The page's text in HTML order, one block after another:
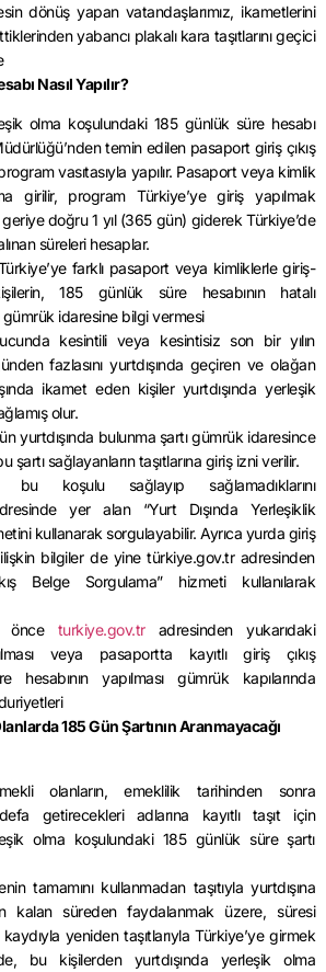
dönüş yapan vatandaşlarımız, ikametlerini
yabancı plakalı kara taşıtlarını geçici
Nasıl Yapılır?
olma koşulundaki 185 günlük süre hesabı
temin edilen pasaport giriş çıkış
vasıtasıyla yapılır. Pasaport veya kimlik
girilir, program Türkiye’ye giriş yapılmak
doğru 1 yıl (365 gün) giderek Türkiye’de
süreleri hesaplar.
farklı pasaport veya kimliklerle giriş-
185 günlük süre hesabının hatalı
gümrük idaresine bilgi vermesi
kesintili veya kesintisiz son bir yılın
fazlasını yurtdışında geçiren ve olağan
ikamet eden kişiler yurtdışında yerleşik
olur.
yurtdışında bulunma şartı gümrük idaresince
şartı sağlayanların taşıtlarına giriş izni verilir.
bu koşulu sağlayıp sağlamadıklarını
yer alan “Yurt Dışında Yerleşiklik
kullanarak sorgulayabilir. Ayrıca yurda giriş
ilişkin bilgiler de yine türkiye.gov.tr adresinden
Belge Sorgulama” hizmeti kullanılarak
önce turkiye.gov.tradresinden yukarıdaki
veya pasaportta kayıtlı giriş çıkış
hesabının yapılması gümrük kapılarında
185 Gün Şartının Aranmayacağı
olanların, emeklilik tarihinden sonra
getirecekleri adlarına kayıtlı taşıt için
olma koşulundaki 185 günlük süre şartı
tamamını kullanmadan taşıtıyla yurtdışına
kalan süreden faydalanmak üzere, süresi
yeniden taşıtlarıyla Türkiye’ye girmek
bu kişilerden yurtdışında yerleşik olma